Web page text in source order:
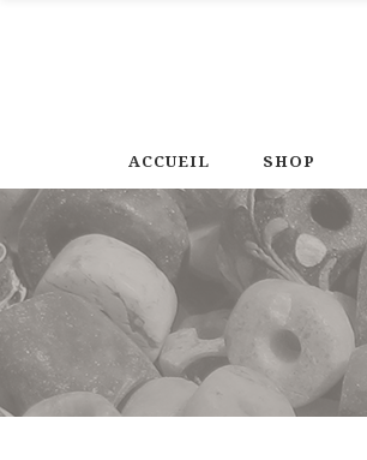
ACCUEIL SHOP